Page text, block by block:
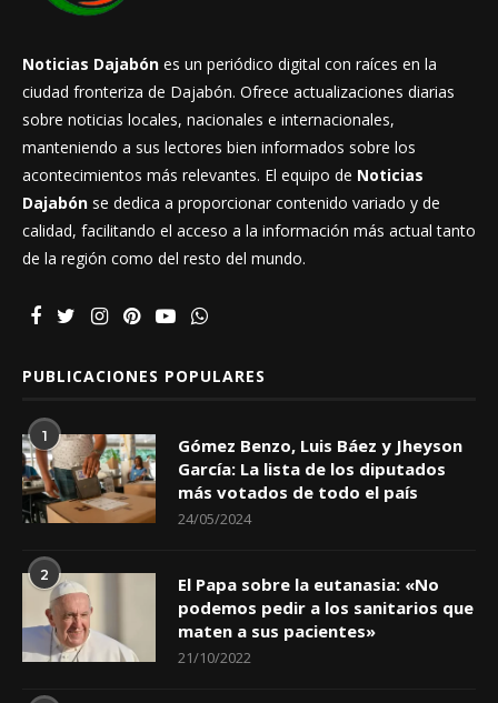
Noticias Dajabón es un periódico digital con raíces en la
ciudad fronteriza de Dajabón. Ofrece actualizaciones diarias
sobre noticias locales, nacionales e internacionales,
manteniendo a sus lectores bien informados sobre los
acontecimientos más relevantes. El equipo de Noticias
Dajabón se dedica a proporcionar contenido variado y de
calidad, facilitando el acceso a la información más actual tanto
de la región como del resto del mundo.
PUBLICACIONES POPULARES
1
Gómez Benzo, Luis Báez y Jheyson
García: La lista de los diputados
más votados de todo el país
24/05/2024
2
El Papa sobre la eutanasia: «No
podemos pedir a los sanitarios que
maten a sus pacientes»
21/10/2022